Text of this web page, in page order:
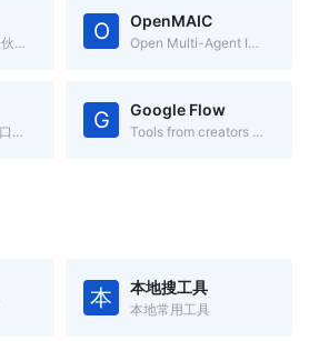
AI 时代的智能编程伙伴 O OpenMAIC
Open Multi-Agent Interactive Classroom
把常见生图模型接口收进一个页面 G Google Flow
Tools from creators like you
本 本地搜工具
本地常用工具